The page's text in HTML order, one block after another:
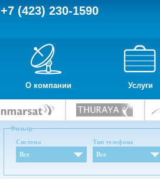
Фильтр
Система
Все
Тип телефона
Все
+7 (423) 230-1590
О компании Услуги